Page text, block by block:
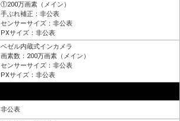
①200万画素（メイン）
手ぶれ補正：非公表
センサーサイズ：非公表
PXサイズ：非公表
ベゼル内蔵式インカメラ
画素数：200万画素（メイン）
センサーサイズ：非公表
PXサイズ：非公表
非公表